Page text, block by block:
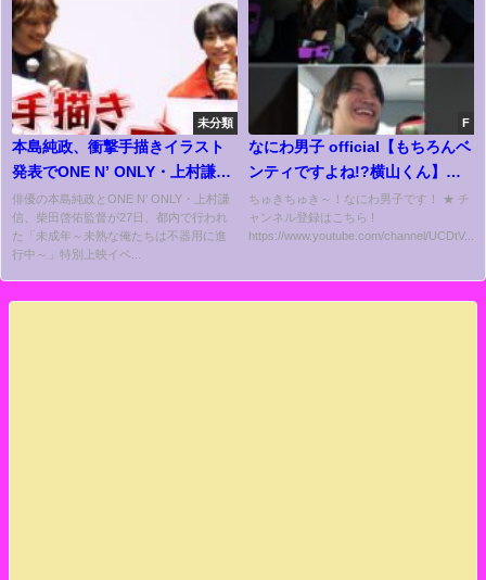
未分類
本島純政、衝撃手描きイラスト
発表でONE N’ ONLY・上村謙信
ドン引き！？ 『未成年～未熟な
俺達は不器用に進行中～』特別
上映イベント
俳優の本島純政とONE N’ ONLY・上村謙
信、柴田啓佑監督が27日、都内で行われ
た「未成年～未熟な俺たちは不器用に進
行中～」特別上映イベ...
F
なにわ男子 official【もちろんベ
ンティですよね!?横山くん】緊
急開催の横山会第２弾です！
ちゅきちゅき～！なにわ男子です！ ★ チ
ャンネル登録はこちら !
https://www.youtube.com/channel/UCDtV...